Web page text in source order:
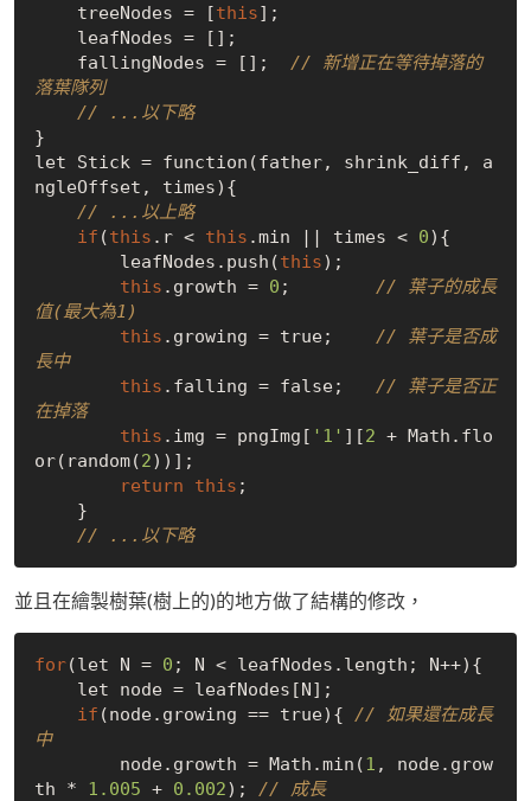
    treeNodes = [
this];
    fallingNodes = [];
// 新增正在等待掉落的
落葉隊列
// ...以下略
}
let Stick = function(father, shrink_diff, a
ngleOffset, times){
// ...以上略
if (this .r < this .min || times < 0){
        leafNodes.push(
this);
this .growth = 0 ; // 葉子的成長
值(最大為1)
this .growing = true; // 葉子是否成
長中
this .falling = false; // 葉子是否正
在掉落
this .img = pngImg[ '1' ][2 + Math.flo
or(random(2))];
return
this ;
// ...以下略
並且在繪製樹葉(樹上的)的地方做了結構的修改，
for(let N = 0 ; N < leafNodes.length; N++){
if (node.growing == true){ // 如果還在成長
中
        node.growth = Math.min(
1 , node.grow
th * 1.005 + 0.002); // 成長